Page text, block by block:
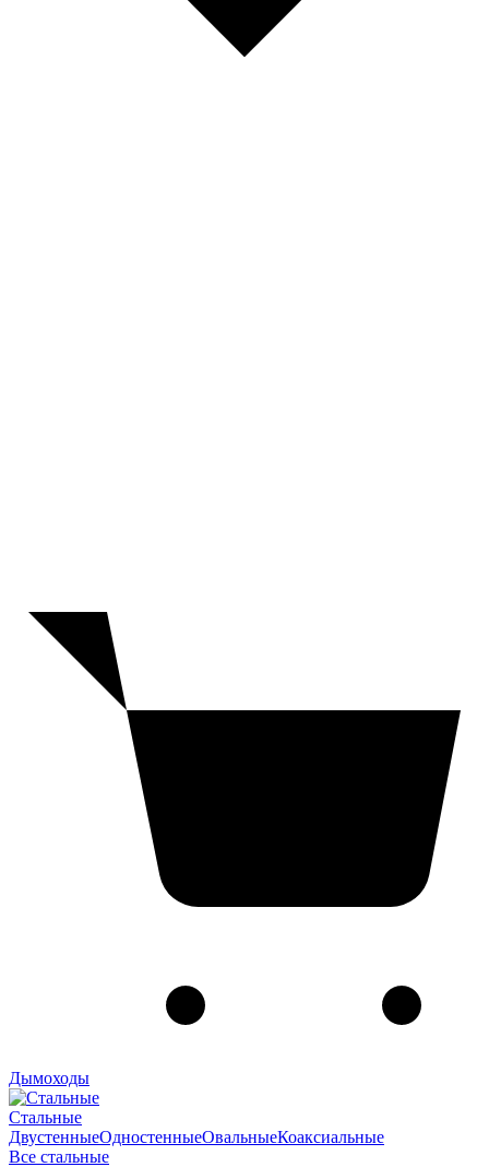
Дымоходы
Стальные
ДвустенныеОдностенныеОвальныеКоаксиальные
Все стальные